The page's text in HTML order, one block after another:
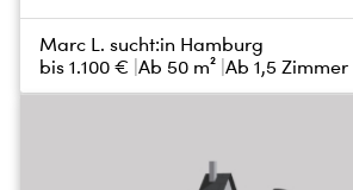
Marc L. sucht:in Hamburg
bis 1.100 € Ab 50 m² Ab 1,5 Zimmer